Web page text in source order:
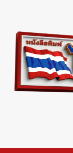
content